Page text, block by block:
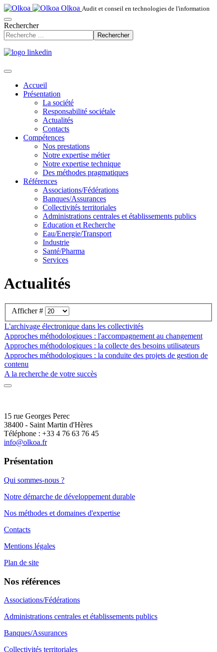
Olkoa Audit et conseil en technologies de l'information
Rechercher
Rechercher
Accueil
Présentation
La société
Responsabilité sociétale
Actualités
Contacts
Compétences
Nos prestations
Notre expertise métier
Notre expertise technique
Des méthodes pragmatiques
Références
Associations/Fédérations
Banques/Assurances
Collectivités territoriales
Administrations centrales et établissements publics
Education et Recherche
Eau/Energie/Transport
Industrie
Santé/Pharma
Services
Actualités
Afficher #
L'archivage électronique dans les collectivités
Approches méthodologiques : l'accompagnement au changement
Approches méthodologiques : la collecte des besoins utilisateurs
Approches méthodologiques : la conduite des projets de gestion de
contenu
A la recherche de votre succès
15 rue Georges Perec
38400 - Saint Martin d'Hères
Téléphone : +33 4 76 63 76 45
info@olkoa.fr
Présentation
Qui sommes-nous ?
Notre démarche de développement durable
Nos méthodes et domaines d'expertise
Contacts
Mentions légales
Plan de site
Nos références
Associations/Fédérations
Administrations centrales et établissements publics
Banques/Assurances
Collectivités territoriales